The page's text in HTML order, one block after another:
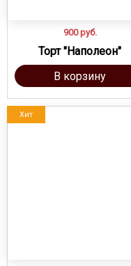
900 руб.
Торт "Наполеон"
В корзину
Хит